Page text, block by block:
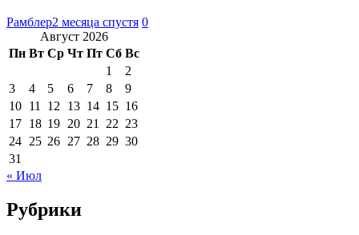
Рамблер2 месяца спустя 0
Август 2026
Пн Вт Ср Чт Пт Сб Вс
1
2
3
4 5 6 7 8
9
10 11 12 13 14 15 16
17 18 19 20 21 22 23
24 25 26 27 28 29 30
31
« Июл
Рубрики